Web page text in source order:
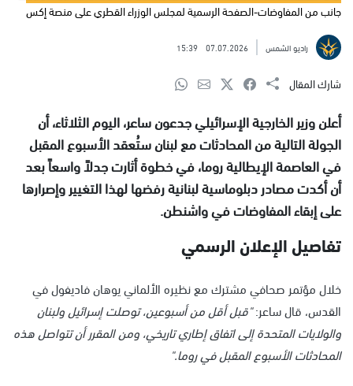
جانب من المفاوضات-الصفحة الرسمية لمجلس الوزراء القطري على منصة إكس
راديو الشمس 07.07.2026
15:39
شارك المقال
أعلن وزير الخارجية الإسرائيلي جدعون ساعر، اليوم الثلاثاء، أن
الجولة التالية من المحادثات مع لبنان ستُعقد الأسبوع المقبل
في العاصمة الإيطالية روما، في خطوة أثارت جدلاً واسعاً بعد
أن أكدت مصادر دبلوماسية لبنانية رفضها لهذا التغيير وإصرارها
على إبقاء المفاوضات في واشنطن.
تفاصيل الإعلان الرسمي
خلال مؤتمر صحافي مشترك مع نظيره الألماني يوهان فاديفول في
القدس، قال ساعر:"قبل أقل من أسبوعين، توصلت إسرائيل ولبنان
والولايات المتحدة إلى اتفاق إطاري تاريخي، ومن المقرر أن تتواصل هذه
المحادثات الأسبوع المقبل في روما."